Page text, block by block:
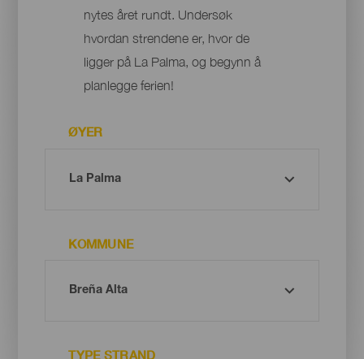
nytes året rundt. Undersøk
hvordan strendene er, hvor de
ligger på La Palma, og begynn å
planlegge ferien!
ØYER
KOMMUNE
TYPE STRAND